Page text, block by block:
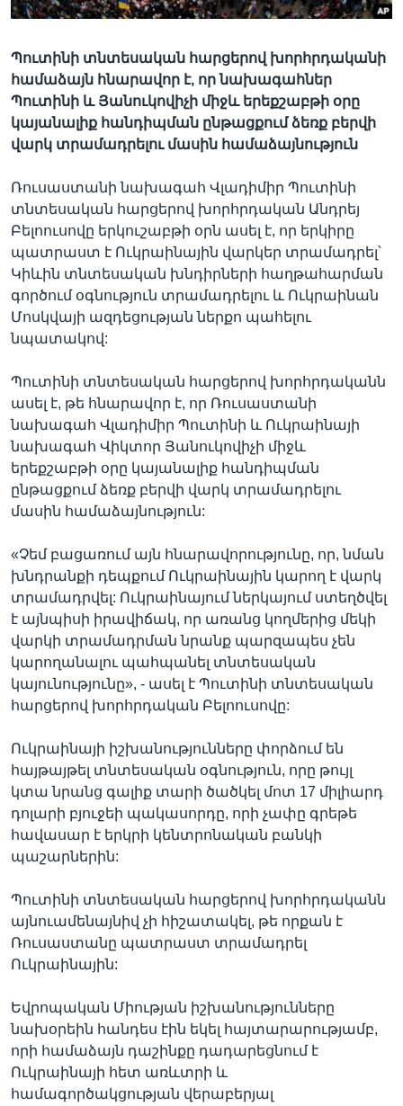
Լեզուներ
Պուտինի տնտեսական հարցերով խորհրդականի
համաձայն հնարավոր է, որ նախագահներ
Պուտինի և Յանուկովիչի միջև երեքշաբթի օրը
կայանալիք հանդիպման ընթացքում ձեռք բերվի
վարկ տրամադրելու մասին համաձայնություն
Ռուսաստանի նախագահ Վլադիմիր Պուտինի
տնտեսական հարցերով խորհրդական Անդրեյ
Բելոուսովը երկուշաբթի օրն ասել է, որ երկիրը
պատրաստ է Ուկրաինային վարկեր տրամադրել՝
Կիևին տնտեսական խնդիրների հաղթահարման
գործում օգնություն տրամադրելու և Ուկրաինան
Մոսկվայի ազդեցության ներքո պահելու
նպատակով:
Պուտինի տնտեսական հարցերով խորհրդականն
ասել է, թե հնարավոր է, որ Ռուսաստանի
նախագահ Վլադիմիր Պուտինի և Ուկրաինայի
նախագահ Վիկտոր Յանուկովիչի միջև
երեքշաբթի օրը կայանալիք հանդիպման
ընթացքում ձեռք բերվի վարկ տրամադրելու
մասին համաձայնություն:
«Չեմ բացառում այն հնարավորությունը, որ, նման
խնդրանքի դեպքում Ուկրաինային կարող է վարկ
տրամադրվել: Ուկրաինայում ներկայում ստեղծվել
է այնպիսի իրավիճակ, որ առանց կողմերից մեկի
վարկի տրամադրման նրանք պարզապես չեն
կարողանալու պահպանել տնտեսական
կայունությունը», - ասել է Պուտինի տնտեսական
հարցերով խորհրդական Բելոուսովը:
Ուկրաինայի իշխանությունները փորձում են
հայթայթել տնտեսական օգնություն, որը թույլ
կտա նրանց գալիք տարի ծածկել մոտ 17 միլիարդ
դոլարի բյուջեի պակասորդը, որի չափը գրեթե
հավասար է երկրի կենտրոնական բանկի
պաշարներին:
Պուտինի տնտեսական հարցերով խորհրդականն
այնուամենայնիվ չի հիշատակել, թե որքան է
Ռուսաստանը պատրաստ տրամադրել
Ուկրաինային:
Եվրոպական Միության իշխանությունները
նախօրեին հանդես էին եկել հայտարարությամբ,
որի համաձայն դաշինքը դադարեցնում է
Ուկրաինայի հետ առևտրի և
համագործակցության վերաբերյալ